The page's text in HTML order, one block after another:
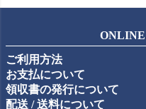
ONLINE
ご利用方法
お支払について
領収書の発行について
配送 / 送料について